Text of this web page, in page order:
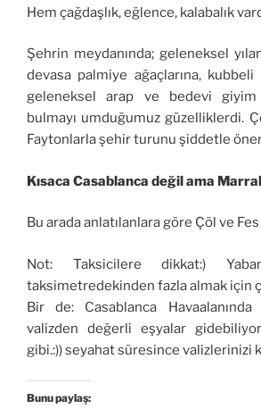
Hem çağdaşlık, eğlence, kalabalık
Şehrin meydanında; geleneksel
devasa palmiye ağaçlarına,
geleneksel arap ve bedevi giyim
bulmayı umduğumuz güzelliklerdi.
Faytonlarla şehir turunu şiddetle
Kısaca Casablanca değil ama
Bu arada anlatılanlara göre Çöl ve
Not: Taksicilere dikkat:)
taksimetredekinden fazla almak için
Bir de: Casablanca
valizden değerli eşyalar
gibi.:)) seyahat süresince valizlerinizi
Bunu paylaş: